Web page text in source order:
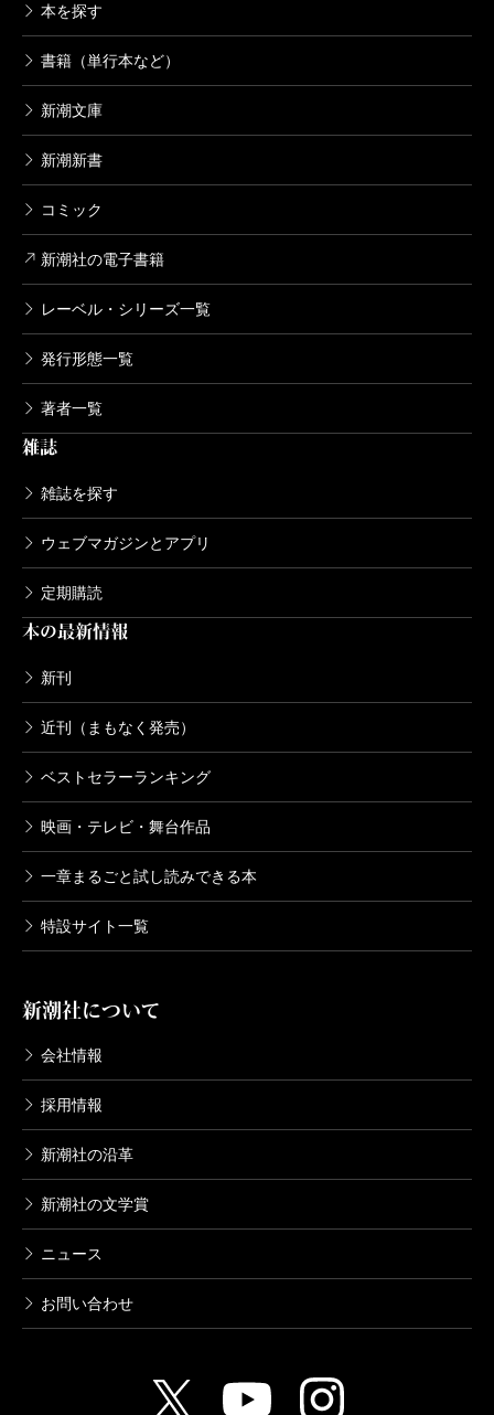
本を探す
書籍（単行本など）
新潮文庫
新潮新書
コミック
新潮社の電子書籍
レーベル・シリーズ一覧
発行形態一覧
著者一覧
雑誌
雑誌を探す
ウェブマガジンとアプリ
定期購読
本の最新情報
新刊
近刊（まもなく発売）
ベストセラーランキング
映画・テレビ・舞台作品
一章まるごと試し読みできる本
特設サイト一覧
新潮社について
会社情報
採用情報
新潮社の沿革
新潮社の文学賞
ニュース
お問い合わせ